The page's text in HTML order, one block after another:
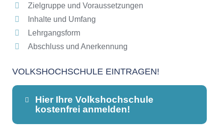
Zielgruppe und Voraussetzungen
Inhalte und Umfang
Lehrgangsform
Abschluss und Anerkennung
VOLKSHOCHSCHULE EINTRAGEN!
Hier Ihre Volkshochschule
kostenfrei anmelden!